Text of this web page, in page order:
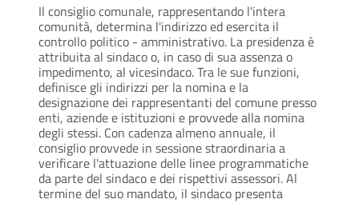
Il consiglio comunale, rappresentando l'intera
comunità, determina l'indirizzo ed esercita il
controllo politico - amministrativo. La presidenza è
attribuita al sindaco o, in caso di sua assenza o
impedimento, al vicesindaco. Tra le sue funzioni,
definisce gli indirizzi per la nomina e la
designazione dei rappresentanti del comune presso
enti, aziende e istituzioni e provvede alla nomina
degli stessi. Con cadenza almeno annuale, il
consiglio provvede in sessione straordinaria a
verificare l'attuazione delle linee programmatiche
da parte del sindaco e dei rispettivi assessori. Al
termine del suo mandato, il sindaco presenta